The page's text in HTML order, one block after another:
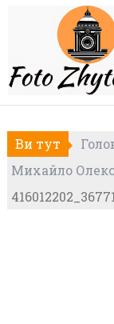
Ви тут
Михайло